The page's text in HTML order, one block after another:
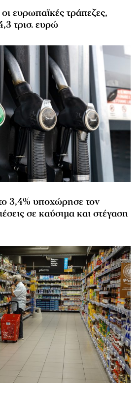
ευρωπαϊκές τράπεζες,
τρισ. ευρώ
3,4% υποχώρησε τον
σε καύσιμα και στέγαση